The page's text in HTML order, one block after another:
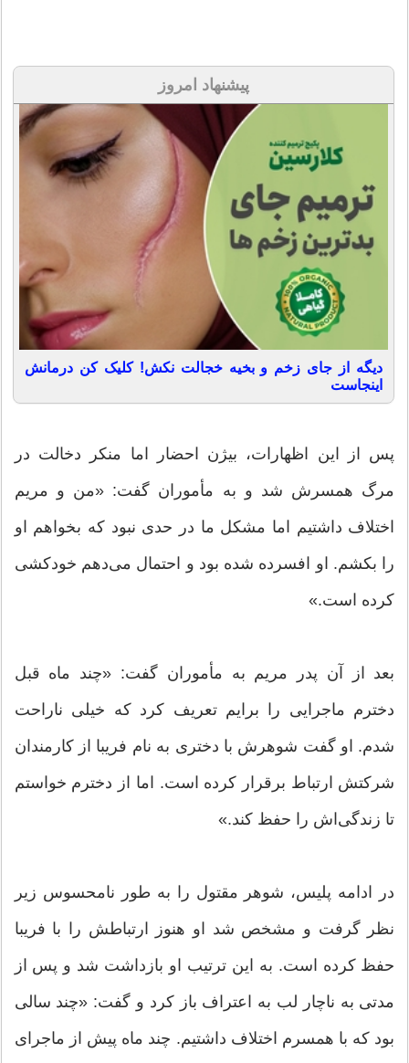
پیشنهاد امروز
دیگه از جای زخم و بخیه خجالت نکش! کلیک کن درمانش
اینجاست
پس از این اظهارات، بیژن احضار اما منکر دخالت در
مرگ همسرش شد و به مأموران گفت: «من و مریم
اختلاف داشتیم اما مشکل ما در حدی نبود که بخواهم او
را بکشم. او افسرده شده بود و احتمال می‌دهم خودکشی
کرده است.»
بعد از آن پدر مریم به مأموران گفت: «چند ماه قبل
دخترم ماجرایی را برایم تعریف کرد که خیلی ناراحت
شدم. او گفت شوهرش با دختری به نام فریبا از کارمندان
شرکتش ارتباط برقرار کرده است. اما از دخترم خواستم
تا زندگی‌اش را حفظ کند.»
در ادامه پلیس، شوهر مقتول را به طور نامحسوس زیر
نظر گرفت و مشخص شد او هنوز ارتباطش را با فریبا
حفظ کرده است. به این ترتیب او بازداشت شد و پس از
مدتی به ناچار لب به اعتراف باز کرد و گفت: «چند سالی
بود که با همسرم اختلاف داشتیم. چند ماه پیش از ماجرای